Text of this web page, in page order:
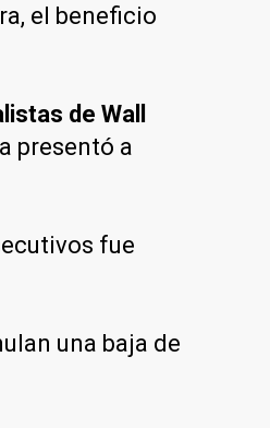
el beneficio
de Wall
presentó a
fue
una baja de